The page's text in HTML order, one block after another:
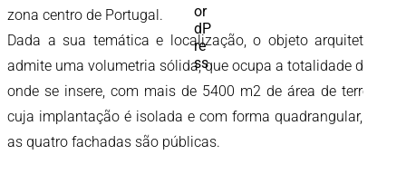
zona centro de Portugal.
Dada a sua temática e localização, o objeto arquitetónico
admite uma volumetria sólida, que ocupa a totalidade do lote
onde se insere, com mais de 5400 m2 de área de terreno e
cuja implantação é isolada e com forma quadrangular, onde
as quatro fachadas são públicas.